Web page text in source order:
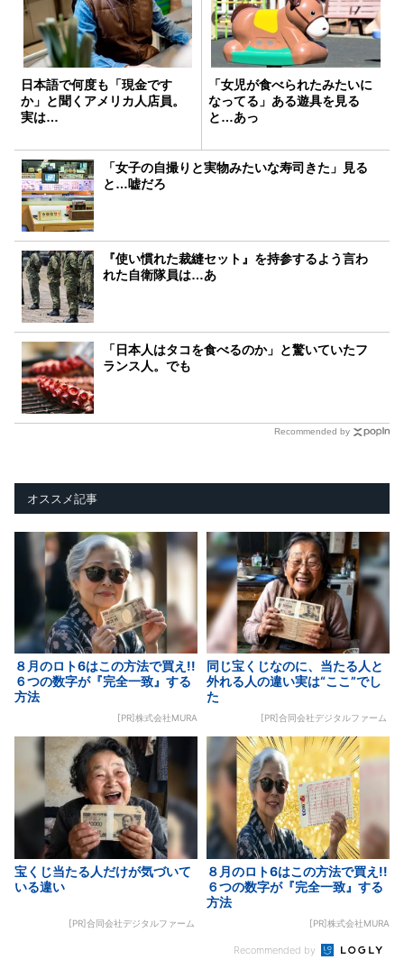
日本語で何度も「現金です
か」と聞くアメリカ人店員。
実は…
「女児が食べられたみたいに
なってる」ある遊具を見る
と…あっ
「女子の自撮りと実物みたいな寿司きた」見る
と…嘘だろ
『使い慣れた裁縫セット』を持参するよう言わ
れた自衛隊員は…あ
「日本人はタコを食べるのか」と驚いていたフ
ランス人。でも
Recommended by
オススメ記事
８月のロト6はこの方法で買え!!
６つの数字が『完全一致』する
方法
[PR]株式会社MURA
同じ宝くじなのに、当たる人と
外れる人の違い実は“ここ”でし
た
[PR]合同会社デジタルファーム
宝くじ当たる人だけが気づいて
いる違い
[PR]合同会社デジタルファーム
８月のロト6はこの方法で買え!!
６つの数字が『完全一致』する
方法
[PR]株式会社MURA
Recommended by